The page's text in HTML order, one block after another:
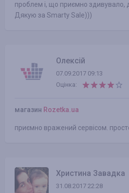
проблем і, що приємно
Дякую за Smarty Sale)))
Олексій
07.09.2017 09:13
Оцінка:
магазин Rozetka.ua
приємно вражений сервісом.
Христина Завадка
31.08.2017 22:28